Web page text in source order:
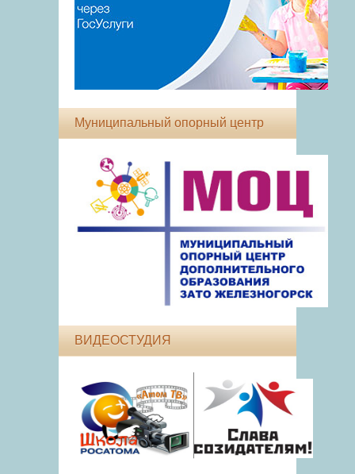
Муниципальный опорный центр
ВИДЕОСТУДИЯ